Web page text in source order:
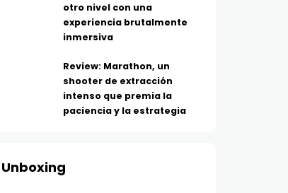
otro nivel con una
experiencia brutalmente
inmersiva
Review: Marathon, un
shooter de extracción
intenso que premia la
paciencia y la estrategia
Unboxing